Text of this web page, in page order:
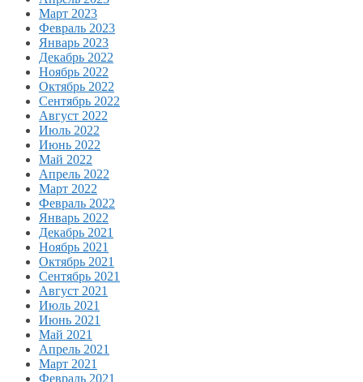
Март 2023
Февраль 2023
Январь 2023
Декабрь 2022
Ноябрь 2022
Октябрь 2022
Сентябрь 2022
Август 2022
Июль 2022
Июнь 2022
Май 2022
Апрель 2022
Март 2022
Февраль 2022
Январь 2022
Декабрь 2021
Ноябрь 2021
Октябрь 2021
Сентябрь 2021
Август 2021
Июль 2021
Июнь 2021
Май 2021
Апрель 2021
Март 2021
Февраль 2021